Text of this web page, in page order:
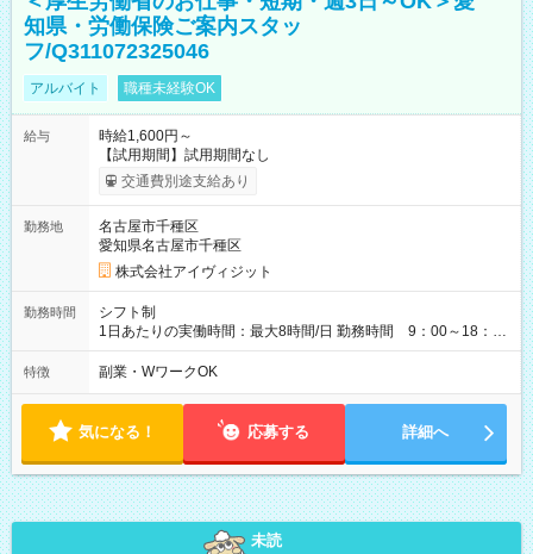
知県・労働保険ご案内スタッ
フ/Q311072325046
アルバイト 職種未経験OK
給与
時給1,600円～
【試用期間】試用期間なし
交通費別途支給あり
勤務地
名古屋市千種区
愛知県名古屋市千種区
株式会社アイヴィジット
勤務時間
シフト制
1日あたりの実働時間：最大8時間/日 勤務時間 9：00～18：
00(実働8h、休憩1h) 土日祝含む週3日～OK、シフト制 ※もちろ
ん週5日勤務もOK♪ 勤務期間：2026年8月12日～9月9日※リスト
特徴 副業・WワークOK
気になる！ 応募する 詳細へ
未読